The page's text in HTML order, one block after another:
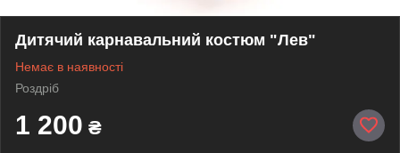
Дитячий карнавальний костюм "Лев"
Немає в наявності
Роздріб
1 200 ₴